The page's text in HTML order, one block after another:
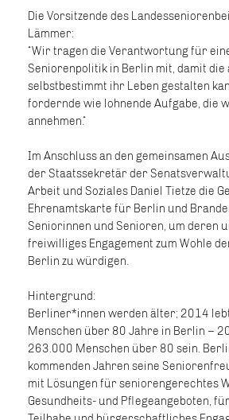
Die Vorsitzende des
Lämmer:
“Wir tragen die Verantwortung für
Seniorenpolitik in Berlin mit, damit die
selbstbestimmt ihr Leben gestalten
fordernde wie lohnende Aufgabe, die
annehmen.“
Im Anschluss an den gemeinsamen
der Staatssekretär der
Arbeit und Soziales Daniel Tietze die
Ehrenamtskarte für Berlin und
Seniorinnen und Senioren, um deren
freiwilliges Engagement zum Wohle
Berlin zu würdigen.
Hintergrund:
Berliner*innen werden älter; 2014
Menschen über 80 Jahre in Berlin –
263.000 Menschen über 80 sein.
kommenden Jahren seine
mit Lösungen für seniorengerechtes
Gesundheits- und Pflegeangeboten,